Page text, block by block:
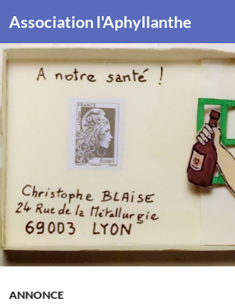
Association l'Aphyllanthe
AU
CONTENU
ANNONCE